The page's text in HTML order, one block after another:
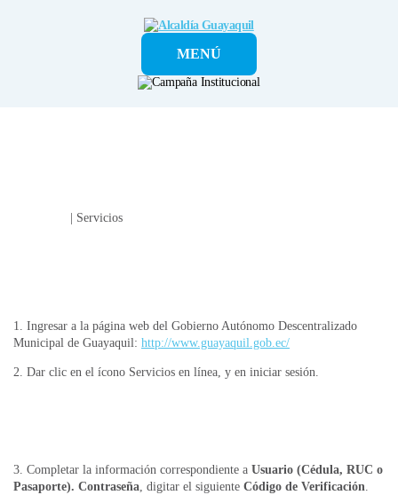
Alcaldía
GuayaquilMENÚ
| Servicios
1. Ingresar a la página web del Gobierno Autónomo Descentralizado
Municipal de Guayaquil: http://www.guayaquil.gob.ec/
2. Dar clic en el ícono Servicios en línea, y en iniciar sesión.​
3. Completar la información correspondiente a Usuario (Cédula, RUC o
Pasaporte). Contraseña, digitar el siguiente Código de Verificación.